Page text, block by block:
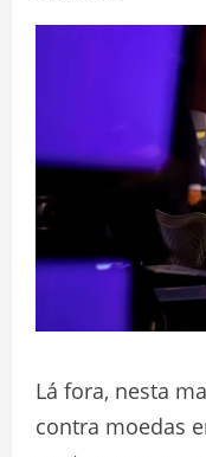
Lá fora, nesta
contra moedas